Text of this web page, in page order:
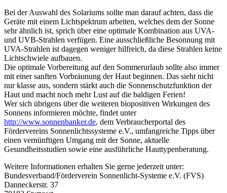
Bei der Auswahl des Solariums sollte man darauf achten, dass die
Geräte mit einem Lichtspektrum arbeiten, welches dem der Sonne
sehr ähnlich ist, sprich über eine optimale Kombination aus UVA-
und UVB-Strahlen verfügen. Eine ausschließliche Besonnung mit
UVA-Strahlen ist dagegen weniger hilfreich, da diese Strahlen keine
Lichtschwiele aufbauen.
Die optimale Vorbereitung auf den Sommerurlaub sollte also immer
mit einer sanften Vorbräunung der Haut beginnen. Das sieht nicht
nur klasse aus, sondern stärkt auch die Sonnenschutzfunktion der
Haut und macht noch mehr Lust auf die baldigen Ferien!
Wer sich übrigens über die weiteren biopositiven Wirkungen des
Sonnens informieren möchte, findet unter
http://www.sonnenbanker.de, dem Verbraucherportal des
Fördervereins Sonnenlichtssysteme e.V., umfangreiche Tipps über
einen vernünftigen Umgang mit der Sonne, aktuelle
Gesundheitsstudien sowie eine ausführliche Hauttypenberatung.
Weitere Informationen erhalten Sie gerne jederzeit unter:
Bundesverband/Förderverein Sonnenlicht-Systeme e.V. (FVS)
Danneckerstr. 37